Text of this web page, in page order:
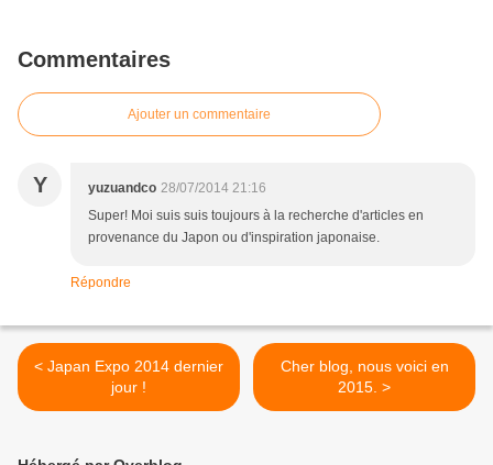
Commentaires
Ajouter un commentaire
Y yuzuandco 28/07/2014 21:16
Super! Moi suis suis toujours à la recherche d'articles en
provenance du Japon ou d'inspiration japonaise.
Répondre
< Japan Expo 2014 dernier
jour !
Cher blog, nous voici en
2015. >